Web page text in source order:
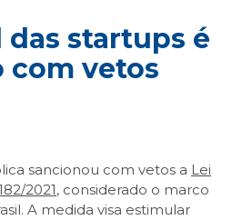
das startups é
com vetos
sancionou com vetos a Lei
2021, considerado o marco
A medida visa estimular